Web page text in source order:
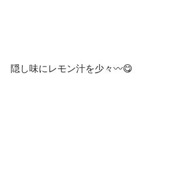
隠し味にレモン汁を少々〰😋